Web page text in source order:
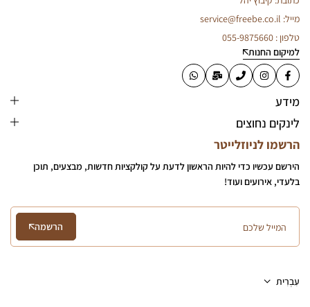
מייל: service@freebe.co.il
טלפון : 055-9875660
למיקום החנות
מידע
לינקים נחוצים
הרשמו לניוזלייטר
הירשם עכשיו כדי להיות הראשון לדעת על קולקציות חדשות, מבצעים, תוכן
בלעדי, אירועים ועוד!
הרשמה
עִבְרִית